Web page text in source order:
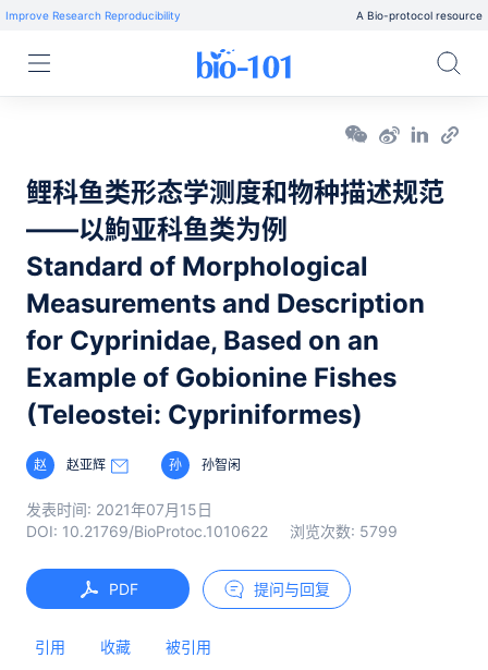
Improve Research Reproducibility A Bio-protocol resource
鲤科鱼类形态学测度和物种描述规范
——以鮈亚科鱼类为例
Standard of Morphological
Measurements and Description
for Cyprinidae, Based on an
Example of Gobionine Fishes
(Teleostei: Cypriniformes)
赵 赵亚辉 孙 孙智闲
发表时间: 2021年07月15日
DOI: 10.21769/BioProtoc.1010622 浏览次数: 5799
PDF 提问与回复
引用 收藏 被引用